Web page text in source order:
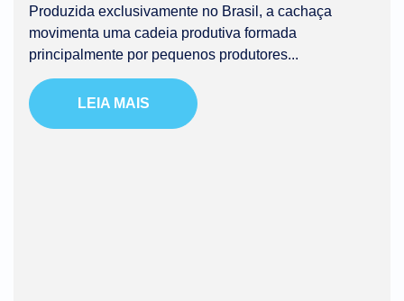
Produzida exclusivamente no Brasil, a cachaça
movimenta uma cadeia produtiva formada
principalmente por pequenos produtores...
LEIA MAIS